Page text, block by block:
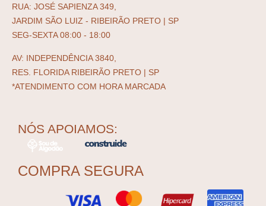
RUA: JOSÉ SAPIENZA 349,
JARDIM SÃO LUIZ - RIBEIRÃO PRETO | SP
SEG-SEXTA 08:00 - 18:00
AV: INDEPENDÊNCIA 3840,
RES. FLORIDA RIBEIRÃO PRETO | SP
*ATENDIMENTO COM HORA MARCADA
NÓS APOIAMOS:
COMPRA SEGURA